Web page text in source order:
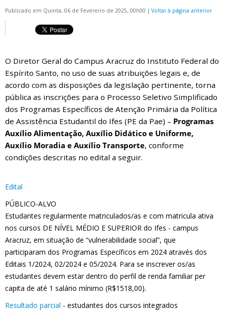
Publicado em Quinta, 06 de Fevereiro de 2025, 00h00 | Voltar à página anterior
O Diretor Geral do Campus Aracruz do Instituto Federal do
Espírito Santo, no uso de suas atribuições legais e, de
acordo com as disposições da legislação pertinente, torna
pública as inscrições para o Processo Seletivo Simplificado
dos Programas Específicos de Atenção Primária da Política
de Assistência Estudantil do Ifes (PE da Pae) – Programas
Auxílio Alimentação, Auxílio Didático e Uniforme,
Auxílio Moradia e Auxílio Transporte, conforme
condições descritas no edital a seguir.
Edital
PÚBLICO-ALVO
Estudantes regularmente matriculados/as e com matricula ativa
nos cursos DE NÍVEL MÉDIO E SUPERIOR do Ifes - campus
Aracruz, em situação de “vulnerabilidade social”, que
participaram dos Programas Específicos em 2024 através dos
Editais 1/2024, 02/2024 e 05/2024. Para se inscrever os/as
estudantes devem estar dentro do perfil de renda familiar per
capita de até 1 salário mínimo (R$1518,00).
Resultado parcial - estudantes dos cursos integrados